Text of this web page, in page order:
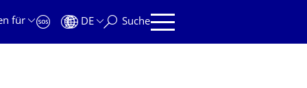
für
DE Suche